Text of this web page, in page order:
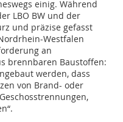
einig. Während
LBO BW und der
und präzise gefasst
Westfalen
an
brennbaren Baustoffen:
werden, dass
von Brand- oder